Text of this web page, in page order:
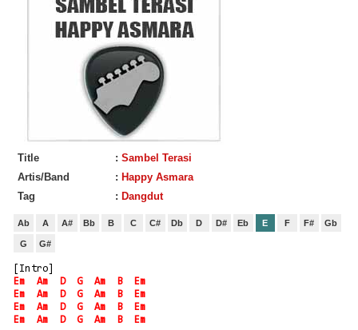
Title : Sambel Terasi
Artis/Band
: Happy Asmara
Tag
: Dangdut
Ab A A# Bb B C C# Db D D# Eb E F F# Gb
G G#
[Intro]
Em
Am D G Am B
Em
Em
Am D G Am B
Em
Em
Am D G Am B
Em
Em
Am D G Am B Em